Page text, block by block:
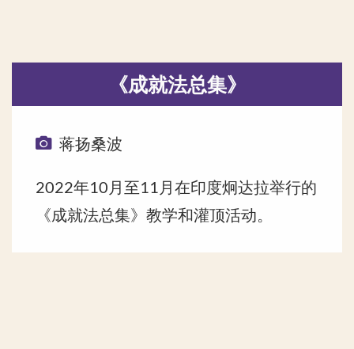
《成就法总集》
蒋扬桑波
2022年10月至11月在印度炯达拉举行的
《成就法总集》教学和灌顶活动。